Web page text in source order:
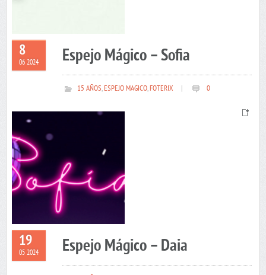
8
06 2024 Espejo Mágico – Sofia
15 AÑOS,ESPEJO MAGICO,FOTERIX 0
19
05 2024 Espejo Mágico – Daia